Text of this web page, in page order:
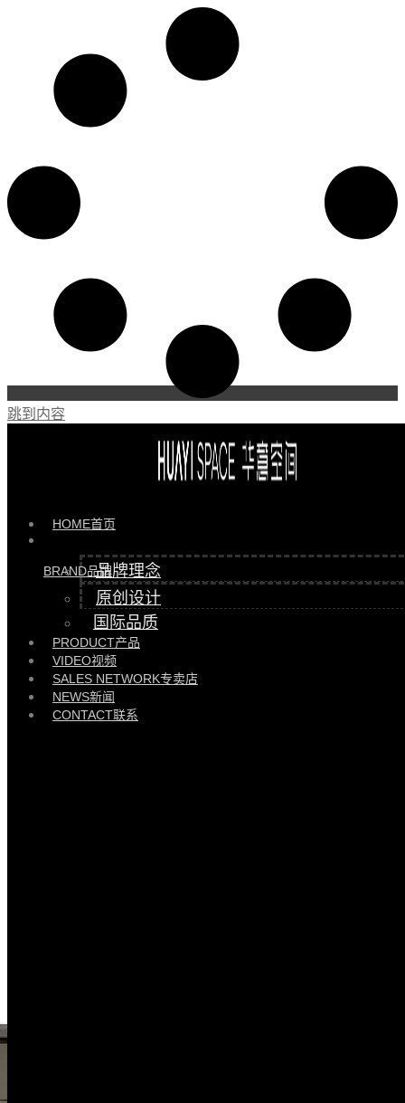
跳到内容
HOME首页
BRAND品牌
品牌理念
原创设计
国际品质
PRODUCT产品
VIDEO视频
SALES NETWORK专卖店
NEWS新闻
CONTACT联系